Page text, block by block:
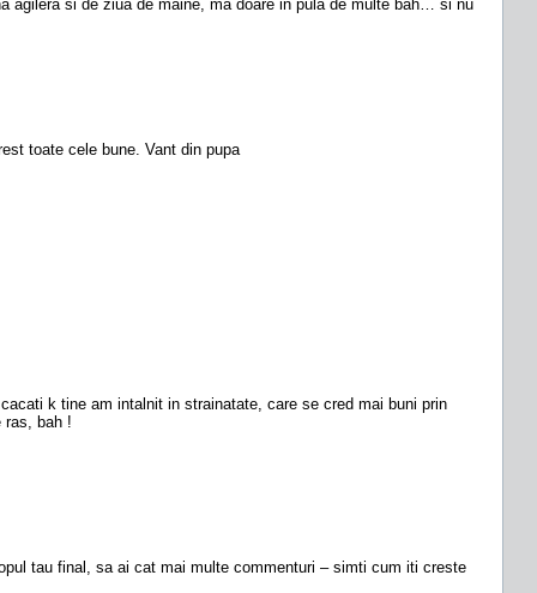
agilera si de ziua de maine, ma doare in pula de multe bah… si nu
toate cele bune. Vant din pupa
k tine am intalnit in strainatate, care se cred mai buni prin
ras, bah !
tau final, sa ai cat mai multe commenturi – simti cum iti creste